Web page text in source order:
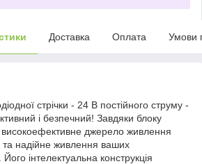
Доставка Оплата Умови
стрічки - 24 В постійного струму -
і безпечний! Завдяки блоку
високоефективне джерело живлення
та надійне живлення ваших
Його інтелектуальна конструкція